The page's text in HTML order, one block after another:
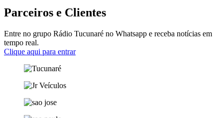
Parceiros e Clientes
Entre no grupo Rádio Tucunaré no Whatsapp e receba notícias em
tempo real.
Clique aqui para entrar